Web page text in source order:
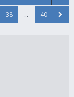
38 … 40